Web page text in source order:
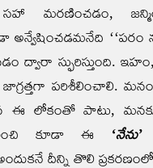
మరణించడం,
అన్వేషించడమనేది ‘‘పరం
ద్వారా స్ఫురిస్తుంది.
పరిశీలించాలి. మనం
ఈ లోకంతో పాటు,
కూడా ఈ
దీన్ని తొలి